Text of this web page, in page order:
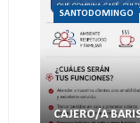
SANTODOMINGO
CAJERO/A